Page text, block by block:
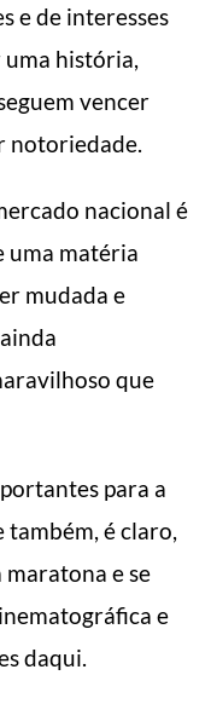
e de interesses
uma história,
vencer
notoriedade.
nacional é
uma matéria
mudada e
que
para a
é claro,
e se
e
daqui.